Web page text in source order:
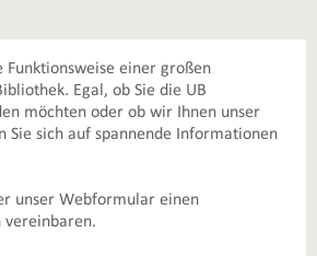
Funktionsweise einer großen
Egal, ob Sie die UB
möchten oder ob wir Ihnen unser
Sie sich auf spannende Informationen
unser Webformular einen
vereinbaren.